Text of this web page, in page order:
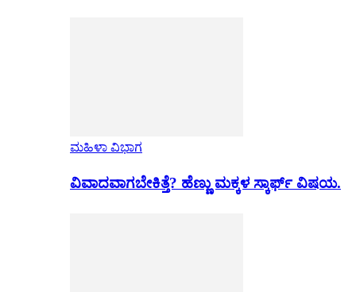
ಮಹಿಳಾ ವಿಭಾಗ
ವಿವಾದವಾಗಬೇಕಿತ್ತೆ? ಹೆಣ್ಣು ಮಕ್ಕಳ ಸ್ಕಾರ್ಫ್ ವಿಷಯ.